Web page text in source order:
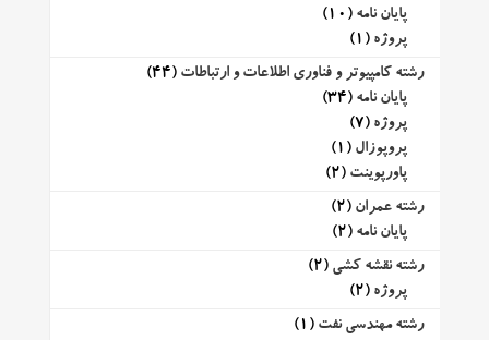
پایان نامه (10)
پروژه (1)
رشته کامپیوتر و فناوری اطلاعات و ارتباطات (44)
پایان نامه (34)
پروژه (7)
پروپوزال (1)
پاورپوینت (2)
رشته عمران (2)
پایان نامه (2)
رشته نقشه کشی (2)
پروژه (2)
رشته مهندسی نفت (1)